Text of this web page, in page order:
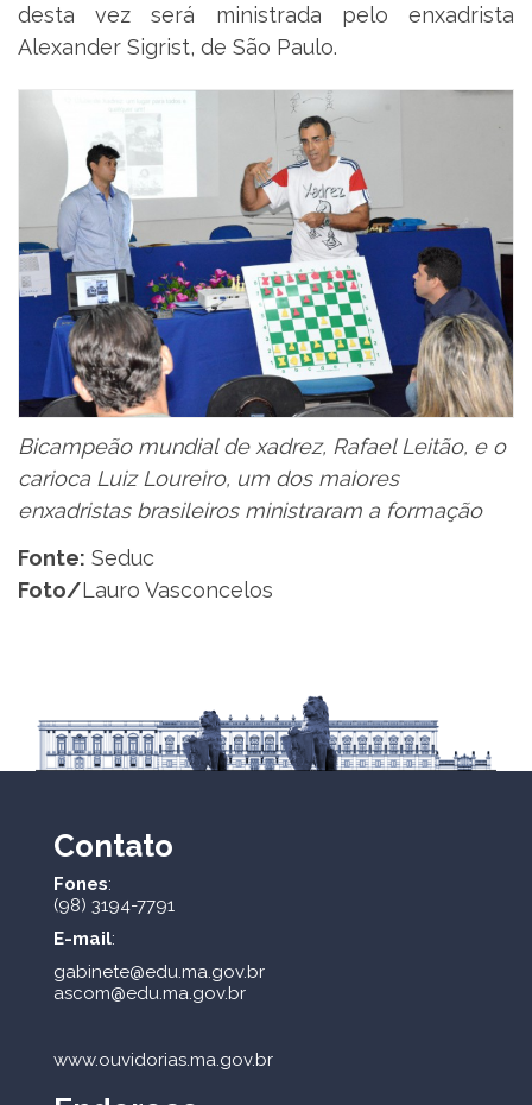
desta vez será ministrada pelo enxadrista
Alexander Sigrist, de São Paulo.
Bicampeão mundial de xadrez, Rafael Leitão, e o
carioca Luiz Loureiro, um dos maiores
enxadristas brasileiros ministraram a formação
Fonte: Seduc
Foto/Lauro Vasconcelos
Contato
Fones:
(98) 3194-7791
E-mail:
gabinete@edu.ma.gov.br
ascom@edu.ma.gov.br
www.ouvidorias.ma.gov.br